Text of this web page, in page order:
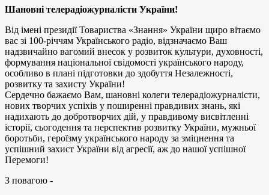
Шановні телерадіожурналісти України!
Від імені президії Товариства «Знання» України щиро вітаємо
вас зі 100-річчям Українського радіо, відзначаємо Ваш
надзвичайно вагомий внесок у розвиток культури, духовності,
формування національної свідомості українського народу,
особливо в плані підготовки до здобуття Незалежності,
розвитку та захисту України!
Сердечно бажаємо Вам, шановні колеги телерадіожурналісти,
нових творчих успіхів у поширенні правдивих знань, які
надихають до добротворчих дій, у правдивому висвітленні
історії, сьогодення та перспектив розвитку України, мужньої
боротьби, героїзму українського народу за зміцнення та
успішний захист України від агресії, аж до нашої успішної
Перемоги!
З повагою -